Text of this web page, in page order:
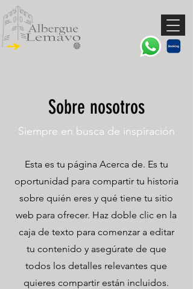
Sobre nosotros
Siempre en busca de inspiración
Esta es tu página Acerca de. Es tu
oportunidad para compartir tu historia
sobre quién eres y qué tiene tu sitio
web para ofrecer. Haz doble clic en la
caja de texto para comenzar a editar
tu contenido y asegúrate de que
todos los detalles relevantes que
quieres compartir están incluidos.